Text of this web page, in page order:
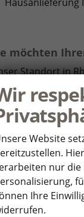
möchten
Standort in
Auch
zu uns.
nur
Auf
Website
nur die
Ihre